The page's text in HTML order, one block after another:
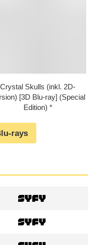
Crystal Skulls (inkl. 2D-
[3D Blu-ray] (Special
Edition)
rays